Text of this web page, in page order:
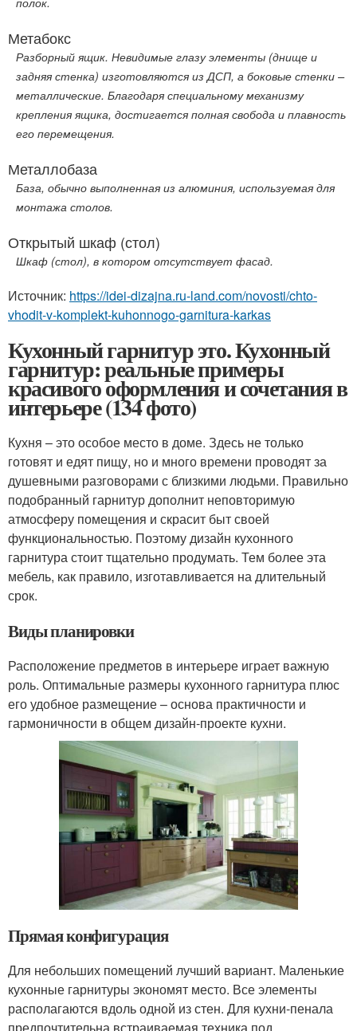
Метабокс
Разборный ящик. Невидимые глазу элементы (днище и
задняя стенка) изготовляются из ДСП, а боковые стенки –
металлические. Благодаря специальному механизму
крепления ящика, достигается полная свобода и плавность
его перемещения.
Металлобаза
База, обычно выполненная из алюминия, используемая для
монтажа столов.
Открытый шкаф (стол)
Шкаф (стол), в котором отсутствует фасад.
Источник: https://idei-dizajna.ru-land.com/novosti/chto-
vhodit-v-komplekt-kuhonnogo-garnitura-karkas
Кухонный гарнитур это. Кухонный
гарнитур: реальные примеры
красивого оформления и сочетания в
интерьере (134 фото)
Кухня – это особое место в доме. Здесь не только
готовят и едят пищу, но и много времени проводят за
душевными разговорами с близкими людьми. Правильно
подобранный гарнитур дополнит неповторимую
атмосферу помещения и скрасит быт своей
функциональностью. Поэтому дизайн кухонного
гарнитура стоит тщательно продумать. Тем более эта
мебель, как правило, изготавливается на длительный
срок.
Виды планировки
Расположение предметов в интерьере играет важную
роль. Оптимальные размеры кухонного гарнитура плюс
его удобное размещение – основа практичности и
гармоничности в общем дизайн-проекте кухни.
Прямая конфигурация
Для небольших помещений лучший вариант. Маленькие
кухонные гарнитуры экономят место. Все элементы
располагаются вдоль одной из стен. Для кухни-пенала